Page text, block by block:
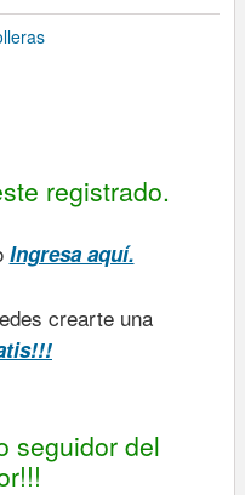
registrado.
Ingresa aquí.
crearte una
seguidor del